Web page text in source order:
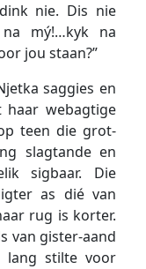
nie. Dis nie
na mý!…kyk na
jou staan?”
saggies en
webagtige
teen die grot-
slagtande en
sigbaar. Die
as dié van
rug is korter.
van gister-aand
lang stilte voor